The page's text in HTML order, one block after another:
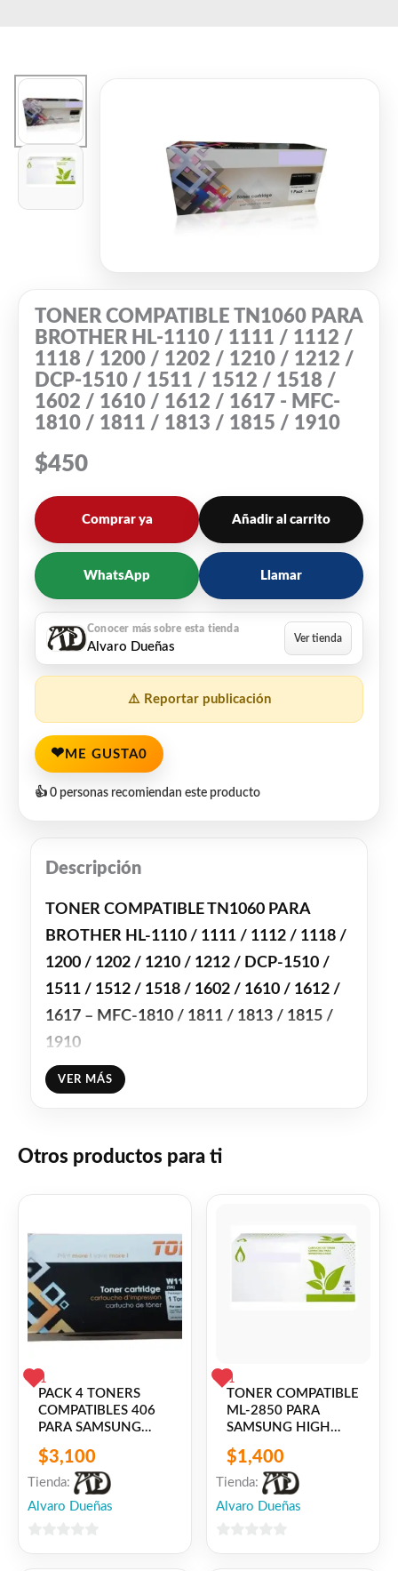
TONER COMPATIBLE TN1060 PARA
BROTHER HL-1110 / 1111 / 1112 /
1118 / 1200 / 1202 / 1210 / 1212 /
DCP-1510 / 1511 / 1512 / 1518 /
1602 / 1610 / 1612 / 1617 - MFC-
1810 / 1811 / 1813 / 1815 / 1910
$450
Comprar ya Añadir al carrito
WhatsApp Llamar
Alvaro Dueñas
⚠️ Reportar publicación
❤ ME GUSTA0
👍 0 personas recomiendan este producto
Descripción
TONER COMPATIBLE TN1060 PARA
BROTHER HL-1110 / 1111 / 1112 / 1118 /
1200 / 1202 / 1210 / 1212 / DCP-1510 /
1511 / 1512 / 1518 / 1602 / 1610 / 1612 /
1617 – MFC-1810 / 1811 / 1813 / 1815 /
1910
RINDE: 1.200 IMPRESIONES
Share Facebook
❤ME GUSTA0
👍 0 personas recomiendan este producto
VER MÁS
Otros productos para ti
1
PACK 4 TONERS
COMPATIBLES 406
PARA SAMSUNG
CLP-
360/362/363/364/365W
/ SL-C410W /
XPRESS C413W/
C460W / CLX-
$3,100
Tienda:
Alvaro Dueñas
1
TONER COMPATIBLE
ML-2850 PARA
SAMSUNG HIGH
YIELD ML-2850 /
ML-2851
$1,400
Tienda:
Alvaro Dueñas